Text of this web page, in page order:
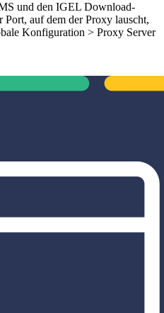
und den IGEL Download-
Port, auf dem der Proxy lauscht,
Konfiguration > Proxy Server